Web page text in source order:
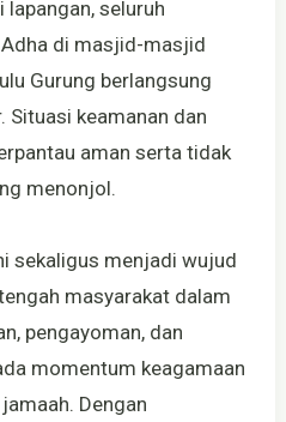
lapangan, seluruh
di masjid-masjid
Gurung berlangsung
Situasi keamanan dan
aman serta tidak
menonjol.
sekaligus menjadi wujud
masyarakat dalam
pengayoman, dan
momentum keagamaan
Dengan